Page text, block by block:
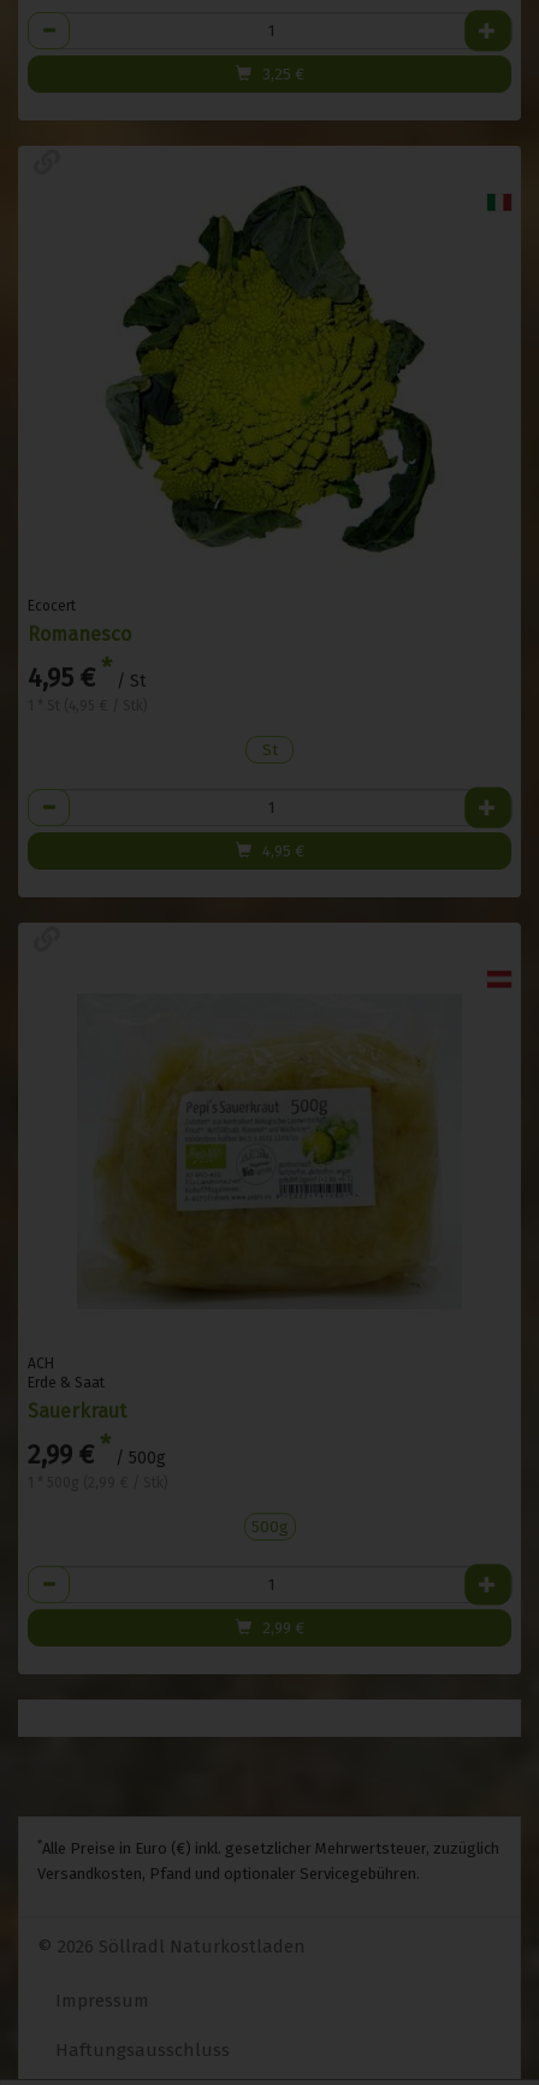
Anzahl
3,25 €
Ecocert
Romanesco
4,95 € * / St
St
Anzahl
4,95 €
ACH
Erde & Saat
Sauerkraut
2,99 € * / 500g
500g
Anzahl
2,99 €
*Alle Preise in Euro (€) inkl. gesetzlicher Mehrwertsteuer, zuzüglich
Versandkosten, Pfand und optionaler Servicegebühren.
© 2026 Söllradl Naturkostladen
Impressum
Haftungsausschluss